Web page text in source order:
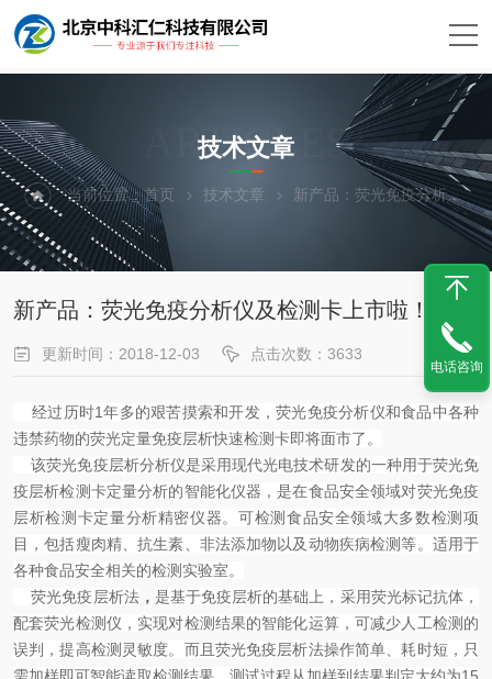
ARTICLES
技术文章
当前位置：首页 技术文章 新产品：荧光免疫分析仪及检测卡上市啦！
新产品：荧光免疫分析仪及检测卡上市啦！
更新时间：2018-12-03 点击次数：3633
经过历时1年多的艰苦摸索和开发，荧光免疫分析仪和食品中各种
违禁药物的荧光定量免疫层析快速检测卡即将面市了。
该荧光免疫层析分析仪是采用现代光电技术研发的一种用于荧光免
疫层析检测卡定量分析的智能化仪器，是在食品安全领域对荧光免疫
层析检测卡定量分析精密仪器。可检测食品安全领域大多数检测项
目，包括瘦肉精、抗生素、非法添加物以及动物疾病检测等。适用于
各种食品安全相关的检测实验室。
荧光免疫层析法， 是基于免疫层析的基础上，采用荧光标记抗体，
配套荧光检测仪，实现对检测结果的智能化运算，可减少人工检测的
误判，提高检测灵敏度。而且荧光免疫层析法操作简单、耗时短，只
电话咨询